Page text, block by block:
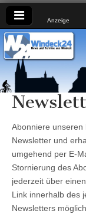
Anzeige
Nachrichten
aus dem
Ländchen
für das
Ländchen
Abonniere unseren
Newsletter und
umgehend per E-
Stornierung des
jederzeit über
Link innerhalb des
Newsletters möglich.